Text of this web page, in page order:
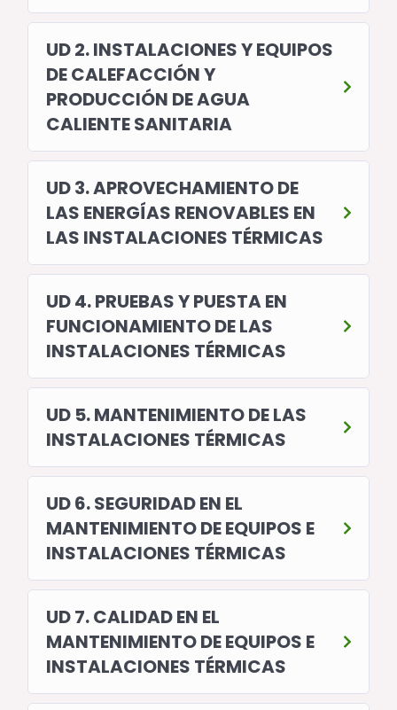
UD 2. INSTALACIONES Y EQUIPOS
DE CALEFACCIÓN Y
PRODUCCIÓN DE AGUA
CALIENTE SANITARIA
UD 3. APROVECHAMIENTO DE
LAS ENERGÍAS RENOVABLES EN
LAS INSTALACIONES TÉRMICAS
UD 4. PRUEBAS Y PUESTA EN
FUNCIONAMIENTO DE LAS
INSTALACIONES TÉRMICAS
UD 5. MANTENIMIENTO DE LAS
INSTALACIONES TÉRMICAS
UD 6. SEGURIDAD EN EL
MANTENIMIENTO DE EQUIPOS E
INSTALACIONES TÉRMICAS
UD 7. CALIDAD EN EL
MANTENIMIENTO DE EQUIPOS E
INSTALACIONES TÉRMICAS